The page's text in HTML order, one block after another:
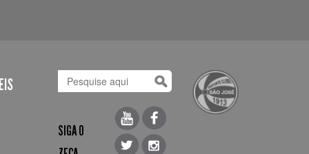
SIGA O